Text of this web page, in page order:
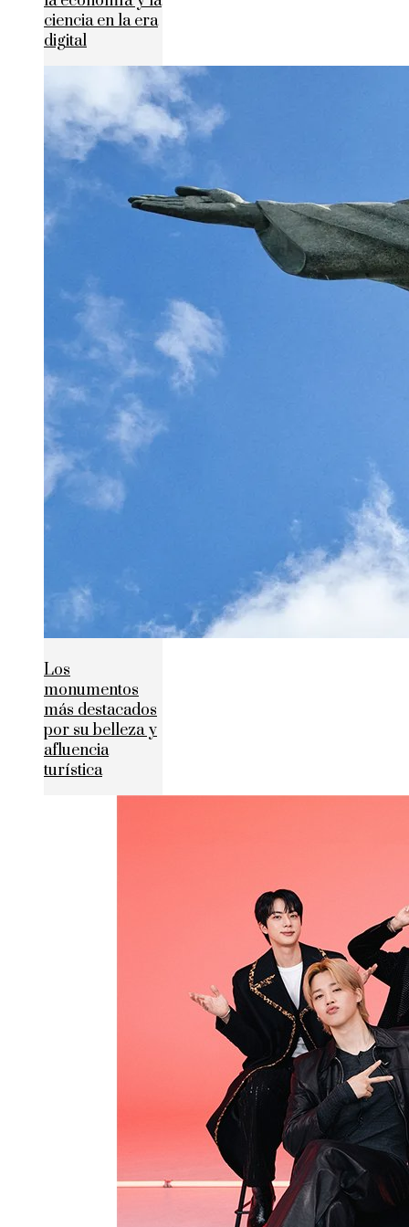
ciencia en la era
digital
Los
monumentos
más destacados
por su belleza y
afluencia
turística